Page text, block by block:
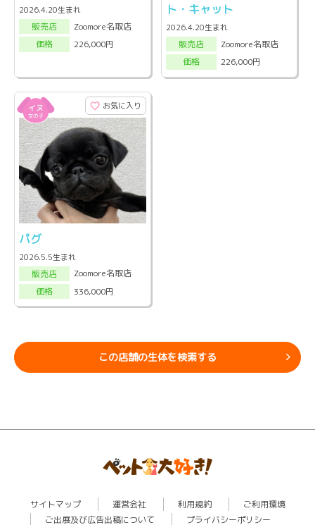
2026.4.20生まれ
販売店
Zoomore名取店
価格
226,000円
ト・キャット
2026.4.20生まれ
販売店
Zoomore名取店
価格
226,000円
お気に入り
パグ
2026.5.5生まれ
販売店
Zoomore名取店
価格
336,000円
この店舗の生体を検索する
サイトマップ 運営会社 利用規約
ご利用環境
ご出展及び広告出稿について
プライバシーポリシー